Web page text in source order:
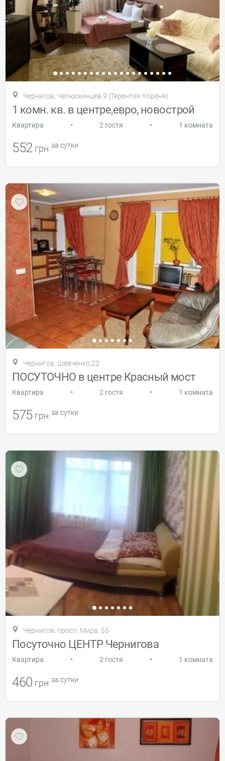
Чернигов, Челюскинцев,9 (Терентия Кореня)
1 комн. кв. в центре,евро, новострой
Квартира • 2 гостя • 1 комната
552 грн за сутки
Чернигов, Шевченко,22
ПОСУТОЧНО в центре Красный мост
Квартира • 2 гостя • 1 комната
575 грн за сутки
Чернигов, просп. Мира, 55
Посуточно ЦЕНТР Чернигова
Квартира • 2 гостя • 1 комната
460 грн за сутки